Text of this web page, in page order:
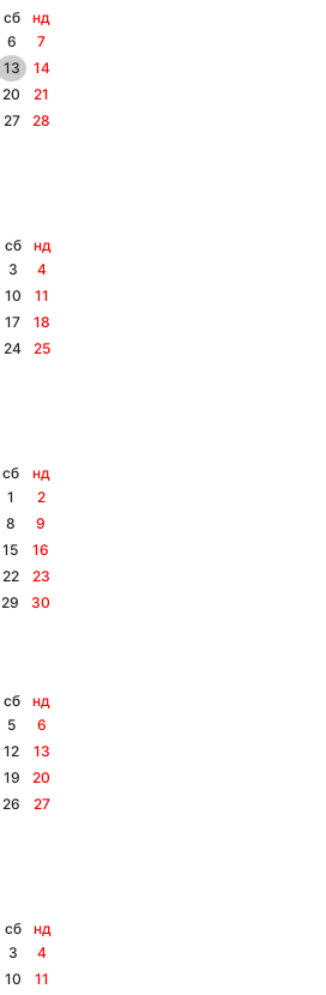
сб
нд
6
7
13
14
20
21
27
28
сб
нд
3
4
10
11
17
18
24
25
сб
нд
1
2
8
9
15
16
22
23
29
30
сб
нд
5
6
12
13
19
20
26
27
сб
нд
3
4
10
11